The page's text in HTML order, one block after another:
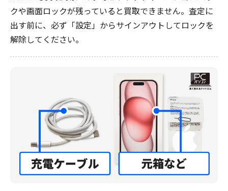
クや画面ロックが残っていると買取できません。査定に
出す前に、必ず「設定」からサインアウトしてロックを
解除してください。